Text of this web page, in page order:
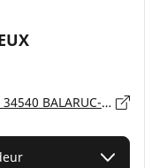
Centre Commercial Balaruc Loisirs, 34540 BALARUC-LE-VIEUX